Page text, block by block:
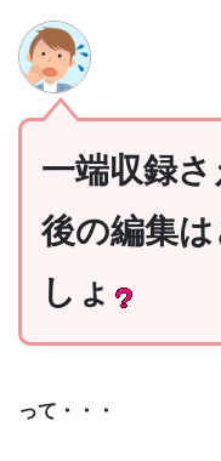
一端収録
後の編集
しょ
って・・・